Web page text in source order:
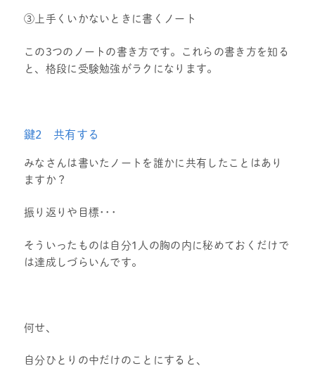
③上手くいかないときに書くノート
この3つのノートの書き方です。これらの書き方を知る
と、格段に受験勉強がラクになります。
鍵2 共有する
みなさんは書いたノートを誰かに共有したことはあり
ますか？
振り返りや目標･･･
そういったものは自分1人の胸の内に秘めておくだけで
は達成しづらいんです。
何せ、
自分ひとりの中だけのことにすると、